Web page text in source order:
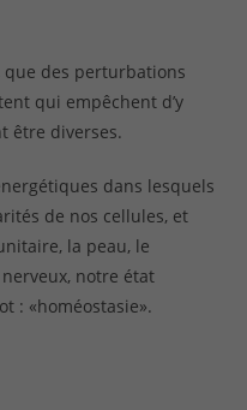
que des perturbations
qui empêchent d’y
être diverses.
dans lesquels
de nos cellules, et
la peau, le
notre état
: «homéostasie».